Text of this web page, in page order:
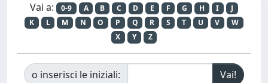
Vai a: 0-9 A B C D E F G H I
J
K
L M N O P Q R S T U V
W
X
Y Z
o inserisci le iniziali: